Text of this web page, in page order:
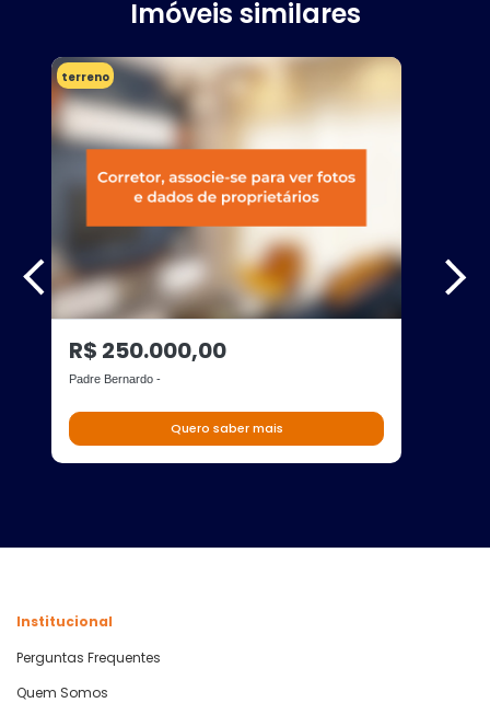
Imóveis similares
terreno
R$ 250.000,00
Padre Bernardo -
Quero saber mais
Institucional
Perguntas Frequentes
Quem Somos